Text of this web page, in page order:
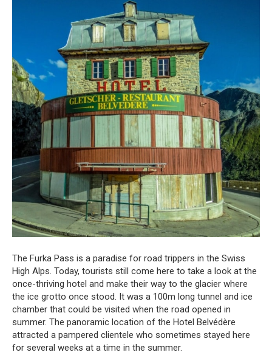
The Furka Pass is a paradise for road trippers in the Swiss
High Alps. Today, tourists still come here to take a look at the
once-thriving hotel and make their way to the glacier where
the ice grotto once stood. It was a 100m long tunnel and ice
chamber that could be visited when the road opened in
summer. The panoramic location of the Hotel Belvédère
attracted a pampered clientele who sometimes stayed here
for several weeks at a time in the summer.